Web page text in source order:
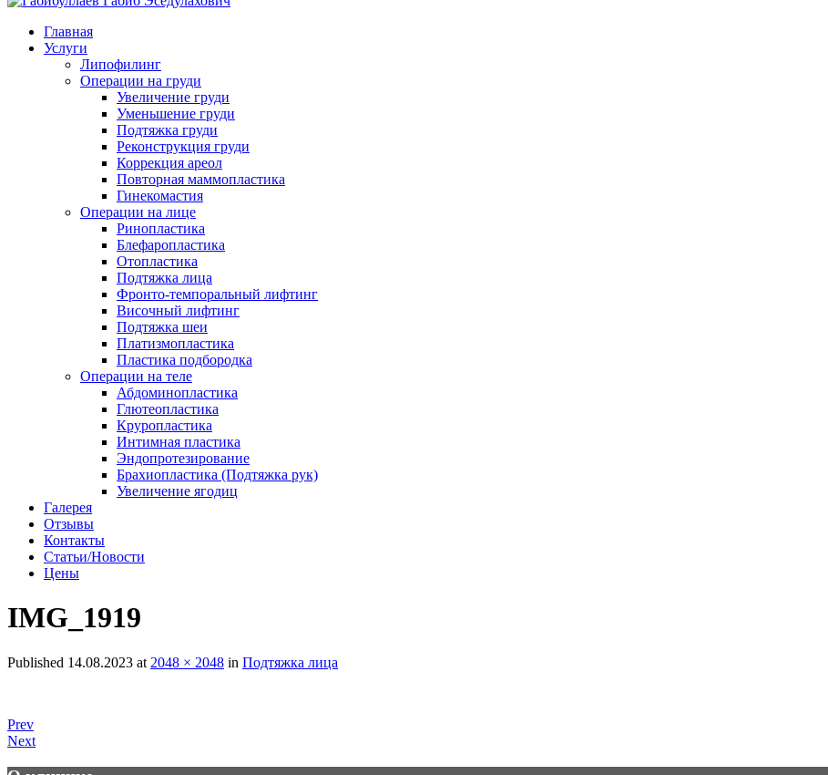
Главная
Услуги
Липофилинг
Операции на груди
Увеличение груди
Уменьшение груди
Подтяжка груди
Реконструкция груди
Коррекция ареол
Повторная маммопластика
Гинекомастия
Операции на лице
Ринопластика
Блефаропластика
Отопластика
Подтяжка лица
Фронто-темпоральный лифтинг
Височный лифтинг
Подтяжка шеи
Платизмопластика
Пластика подбородка
Операции на теле
Абдоминопластика
Глютеопластика
Круропластика
Интимная пластика
Эндопротезирование
Брахиопластика (Подтяжка рук)
Увеличение ягодиц
Галерея
Отзывы
Контакты
Статьи/Новости
Цены
IMG_1919
Published 14.08.2023 at 2048 × 2048 in Подтяжка лица
Prev
Next